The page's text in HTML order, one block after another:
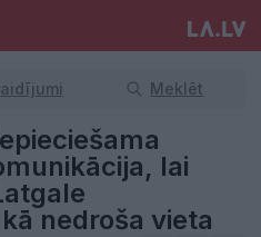
Meklēt
lai
nedroša vieta